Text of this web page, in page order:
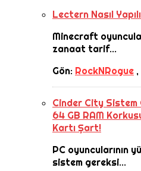
Lectern Nasıl
Minecraft
zanaat tarif...
Gön: RockNRogue ,
Cinder City Sistem
64 GB RAM
Kartı Şart!
PC oyuncularının
sistem gereksi...